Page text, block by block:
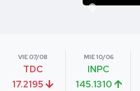
VIE 07/08
TDC
17.2195
MIE 10/06
INPC
145.1310